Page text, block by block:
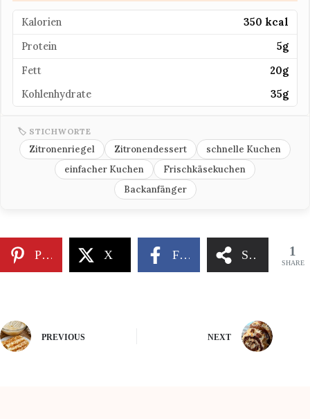
Kalorien
350 kcal
Protein
5g
Fett
20g
Kohlenhydrate
35g
🏷 STICHWORTE
Zitronenriegel Zitronendessert
schnelle Kuchen
einfacher Kuchen
Frischkäsekuchen
Backanfänger
Pinterest X Facebook Share 1
SHARE
PREVIOUS NEXT